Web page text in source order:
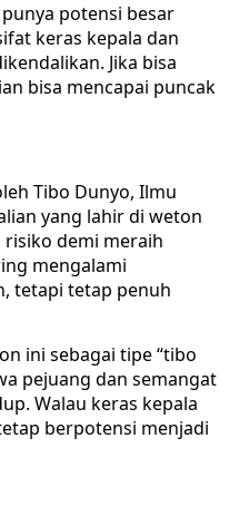
potensi besar
keras kepala dan
Jika bisa
bisa mencapai puncak
Tibo Dunyo, Ilmu
yang lahir di weton
demi meraih
mengalami
tetapi tetap penuh
ini sebagai tipe “tibo
pejuang dan semangat
Walau keras kepala
berpotensi menjadi